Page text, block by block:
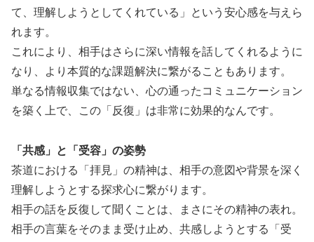
て、理解しようとしてくれている」という安心感を与えら
れます。
これにより、相手はさらに深い情報を話してくれるように
なり、より本質的な課題解決に繋がることもあります。
単なる情報収集ではない、心の通ったコミュニケーション
を築く上で、この「反復」は非常に効果的なんです。
「共感」と「受容」の姿勢
茶道における「拝見」の精神は、相手の意図や背景を深く
理解しようとする探求心に繋がります。
相手の話を反復して聞くことは、まさにその精神の表れ。
相手の言葉をそのまま受け止め、共感しようとする「受